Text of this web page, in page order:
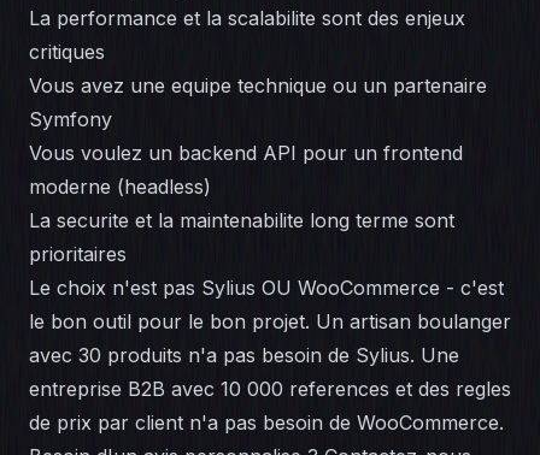
La performance et la scalabilite sont des enjeux
critiques
Vous avez une equipe technique ou un partenaire
Symfony
Vous voulez un backend API pour un frontend
moderne (headless)
La securite et la maintenabilite long terme sont
prioritaires
Le choix n'est pas Sylius OU WooCommerce - c'est
le bon outil pour le bon projet. Un artisan boulanger
avec 30 produits n'a pas besoin de Sylius. Une
entreprise B2B avec 10 000 references et des regles
de prix par client n'a pas besoin de WooCommerce.